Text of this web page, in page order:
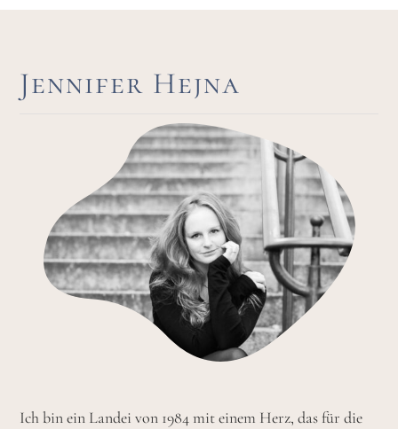
Jennifer Hejna
Ich bin ein Landei von 1984 mit einem Herz, das für die